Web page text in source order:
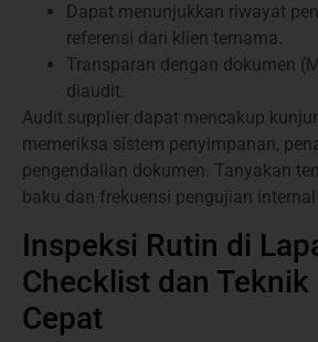
Dapat menunjukkan riwayat
referensi dari klien ternama.
Transparan dengan dokumen
diaudit.
Audit supplier dapat mencakup
memeriksa sistem penyimpanan,
pengendalian dokumen. Tanyakan
baku dan frekuensi pengujian
Inspeksi Rutin di
Checklist dan
Cepat